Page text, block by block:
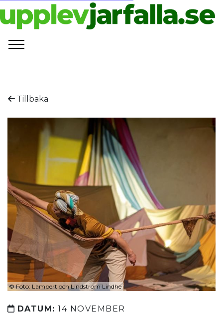
Tillbaka
© Foto: Lambert och Lindström Lindhe
DATUM: 14 NOVEMBER